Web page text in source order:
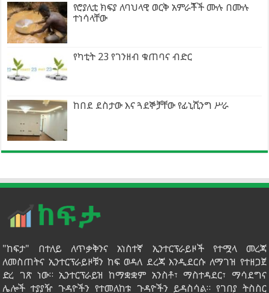
የሮያሊቲ ክፍያ ለባህላዊ ወርቅ አምራቾች ሙሉ በሙሉ
ተነሳላቸው
የካቲት 23 የገንዘብ ቁጠባና ብድር
ከበደ ደስታው እና ጓደኞቻቸው የፊኒሺንግ ሥራ
"ከፍታ" በተለይ ለጥቃቅንና አነስተኛ ኢንተርፕራይዞች የተሟላ መረጃ
ለመስጠትና ኢንተርፕራይዞቹን ከፍ ወዳለ ደረጃ እንዲደርሱ ለማገዝ የተዘጋጀ
ድረ ገጽ ነው። ኢንተርፕራይዝ ከማቋቋም አንስቶ፣ ማስተዳደር፣ ማሳደግና
ሌሎች ተያያዥ ጉዳዮችን የተመለከቱ ጉዳዮችን ይዳስሳል። የገበያ ትስስር